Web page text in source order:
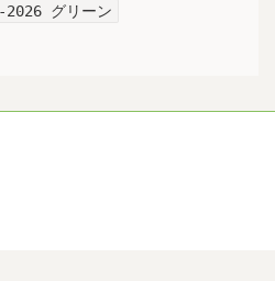
グリーン